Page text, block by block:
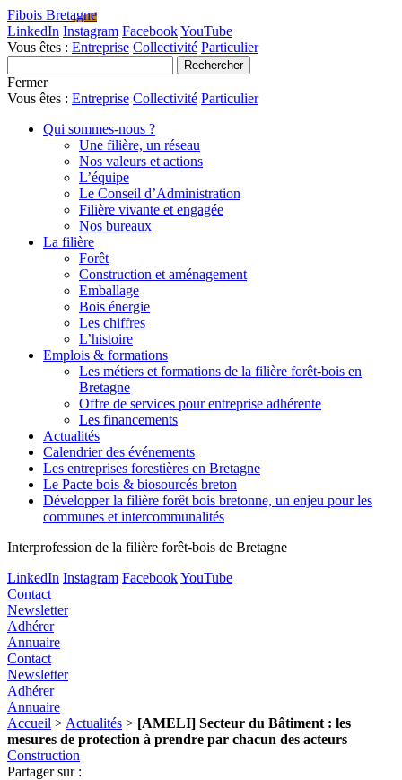
Fibois Bretagne
LinkedIn Instagram FacebookYouTube
Vous êtes : Entreprise Collectivité Particulier
Fermer
Vous êtes : Entreprise Collectivité Particulier
Qui sommes-nous ?
Une filière, un réseau
Nos valeurs et actions
L’équipe
Le Conseil d’Administration
Filière vivante et engagée
Nos bureaux
La filière
Forêt
Construction et aménagement
Emballage
Bois énergie
Les chiffres
L’histoire
Emplois & formations
Les métiers et formations de la filière forêt-bois en
Bretagne
Offre de services pour entreprise adhérente
Les financements
Actualités
Calendrier des événements
Les entreprises forestières en Bretagne
Le Pacte bois & biosourcés breton
Développer la filière forêt bois bretonne, un enjeu pour les
communes et intercommunalités
Interprofession de la filière forêt-bois de Bretagne
LinkedIn Instagram FacebookYouTube
Contact
Newsletter
Adhérer
Annuaire
Contact
Newsletter
Adhérer
Annuaire
Accueil > Actualités > [AMELI] Secteur du Bâtiment : les
mesures de protection à prendre par chacun des acteurs
Construction
Partager sur :